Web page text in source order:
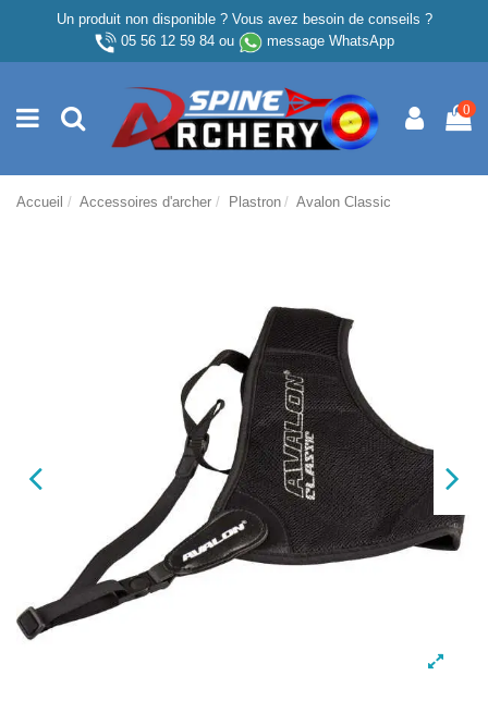
Un produit non disponible ? Vous avez besoin de conseils ?
05 56 12 59 84ou message WhatsApp
0
Accueil Accessoires d'archer Plastron Avalon Classic